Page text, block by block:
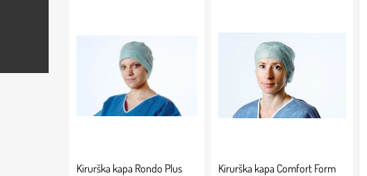
Kirurška kapa Rondo Plus Kirurška kapa Comfort Form